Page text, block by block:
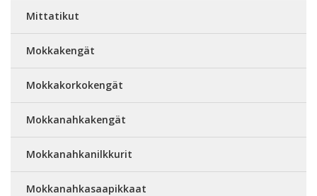
Mittatikut
Mokkakengät
Mokkakorkokengät
Mokkanahkakengät
Mokkanahkanilkkurit
Mokkanahkasaapikkaat